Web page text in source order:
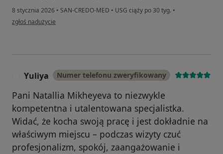
8 stycznia 2026 • SAN-CREDO-MED • USG ciąży po 30 tyg. •
w opinii użytkownika Tatsiana
zgłoś nadużycie
Yuliya Numer telefonu zweryfikowany
Pani Natallia Mikheyeva to niezwykle
kompetentna i utalentowana specjalistka.
Widać, że kocha swoją pracę i jest dokładnie na
właściwym miejscu – podczas wizyty czuć
profesjonalizm, spokój, zaangażowanie i